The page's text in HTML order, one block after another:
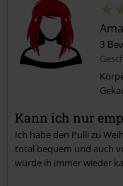
Kommentar jetzt
3
Kann ich nur
Ich habe den Pulli zu
total bequem und auch
würde ih immer wieder